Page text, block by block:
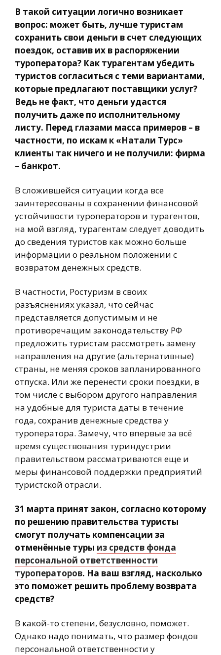
В такой ситуации логично возникает
вопрос: может быть, лучше туристам
сохранить свои деньги в счет следующих
поездок, оставив их в распоряжении
туроператора? Как турагентам убедить
туристов согласиться с теми вариантами,
которые предлагают поставщики услуг?
Ведь не факт, что деньги удастся
получить даже по исполнительному
листу. Перед глазами масса примеров – в
частности, по искам к «Натали Турс»
клиенты так ничего и не получили: фирма
– банкрот.
В сложившейся ситуации когда все
заинтересованы в сохранении финансовой
устойчивости туроператоров и турагентов,
на мой взгляд, турагентам следует доводить
до сведения туристов как можно больше
информации о реальном положении с
возвратом денежных средств.
В частности, Ростуризм в своих
разъяснениях указал, что сейчас
представляется допустимым и не
противоречащим законодательству РФ
предложить туристам рассмотреть замену
направления на другие (альтернативные)
страны, не меняя сроков запланированного
отпуска. Или же перенести сроки поездки, в
том числе с выбором другого направления
на удобные для туриста даты в течение
года, сохранив денежные средства у
туроператора. Замечу, что впервые за всё
время существования туриндустрии
правительством рассматриваются еще и
меры финансовой поддержки предприятий
туристской отрасли.
31 марта принят закон, согласно которому
по решению правительства туристы
смогут получать компенсации за
отменённые туры из средств фонда
персональной ответственности
туроператоров. На ваш взгляд, насколько
это поможет решить проблему возврата
средств?
В какой-то степени, безусловно, поможет.
Однако надо понимать, что размер фондов
персональной ответственности у